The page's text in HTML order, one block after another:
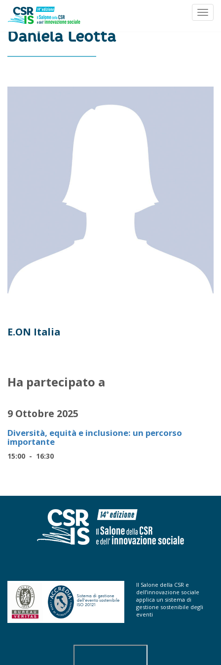
Daniela Leotta
E.ON Italia
Ha partecipato a
9 Ottobre 2025
Diversità, equità e inclusione: un percorso
importante
15:00 - 16:30
Il Salone della CSR e
dell’innovazione sociale
applica un sistema di
gestione sostenibile degli
eventi